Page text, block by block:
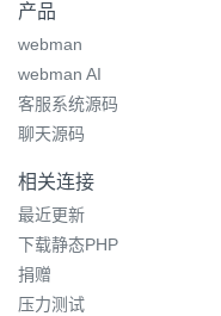
产品
webman
webman AI
客服系统源码
聊天源码
相关连接
最近更新
下载静态PHP
捐赠
压力测试